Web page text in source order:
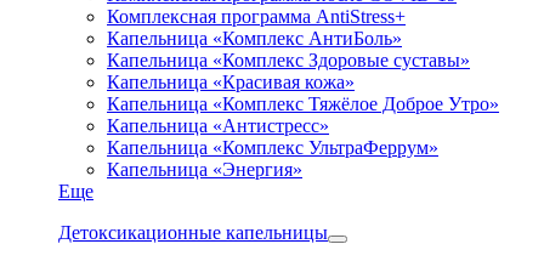
Комплексная программа AntiStress+
Капельница «Комплекс АнтиБоль»
Капельница «Комплекс Здоровые суставы»
Капельница «Красивая кожа»
Капельница «Комплекс Тяжёлое Доброе Утро»
Капельница «Антистресс»
Капельница «Комплекс УльтраФеррум»
Капельница «Энергия»
Еще
Детоксикационные капельницы